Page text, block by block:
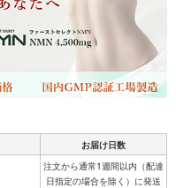
お届け日数
注文から通常1週間以内（配達
日指定の場合を除く）に発送